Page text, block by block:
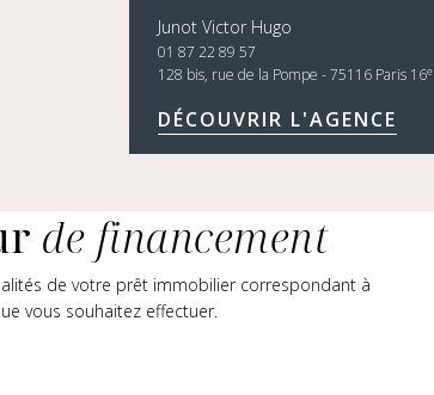
Junot Victor Hugo
01 87 22 89 57
128 bis, rue de la Pompe - 75116 Paris 16e
DÉCOUVRIR L'AGENCE
de financement
de votre prêt immobilier correspondant à
vous souhaitez effectuer.